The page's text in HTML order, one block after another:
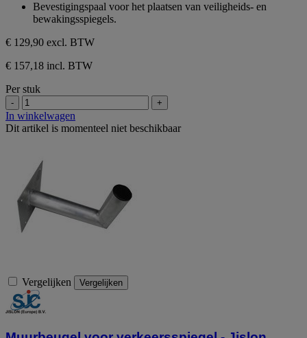
sterren.
Bevestigingspaal voor het plaatsen van veiligheids- en
bewakingsspiegels.
€ 129,90 excl. BTW
€ 157,18 incl. BTW
Per stuk
- +
In winkelwagen
Dit artikel is momenteel niet beschikbaar
Vergelijken Vergelijken